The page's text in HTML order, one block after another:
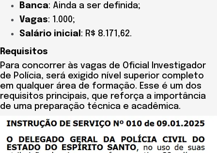
Banca: Ainda a ser definida;
Vagas: 1.000;
Salário inicial : R$ 8.171,62.
Requisitos
Para concorrer às vagas de Oficial Investigador
de Polícia, será exigido nível superior completo
em qualquer área de formação. Esse é um dos
requisitos principais, que reforça a importância
de uma preparação técnica e acadêmica.